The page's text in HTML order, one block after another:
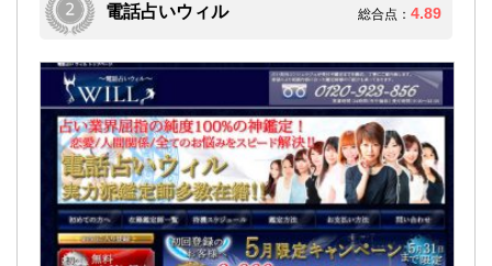
電話占いウィル 総合点： 4.89